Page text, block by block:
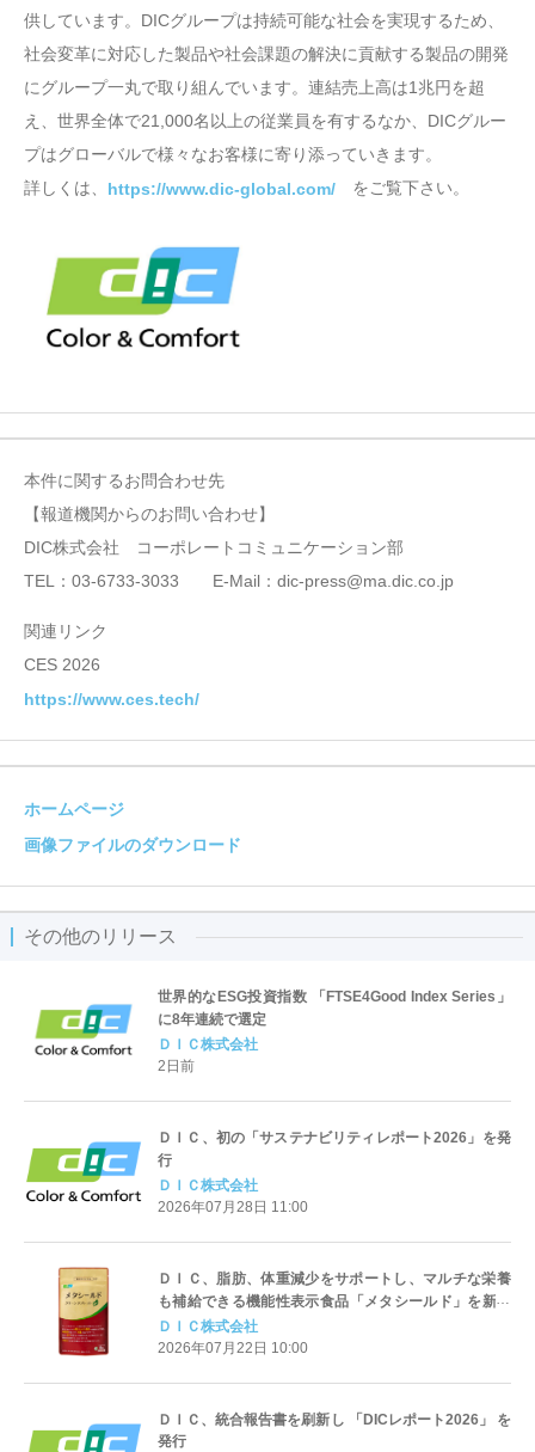
供しています。DICグループは持続可能な社会を実現するため、
社会変革に対応した製品や社会課題の解決に貢献する製品の開発
にグループ一丸で取り組んでいます。連結売上高は1兆円を超
え、世界全体で21,000名以上の従業員を有するなか、DICグルー
プはグローバルで様々なお客様に寄り添っていきます。
詳しくは、 https://www.dic-global.com/ をご覧下さい。
本件に関するお問合わせ先
【報道機関からのお問い合わせ】
DIC株式会社 コーポレートコミュニケーション部
TEL：03-6733-3033 E-Mail：dic-press@ma.dic.co.jp
関連リンク
CES 2026
https://www.ces.tech/
ホームページ
画像ファイルのダウンロード
その他のリリース
世界的なESG投資指数 「FTSE4Good Index Series」
に8年連続で選定
ＤＩＣ株式会社
2日前
ＤＩＣ、初の「サステナビリティレポート2026」を発
行
ＤＩＣ株式会社
2026年07月28日 11:00
ＤＩＣ、脂肪、体重減少をサポートし、マルチな栄養
も補給できる機能性表示食品「メタシールド」を新発
売
ＤＩＣ株式会社
2026年07月22日 10:00
ＤＩＣ、統合報告書を刷新し 「DICレポート2026」 を
発行